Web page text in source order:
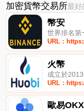
加密貨幣交易所最好
幣安
世界排名第
URL：
火幣
成立於
URL：
歐易OKX